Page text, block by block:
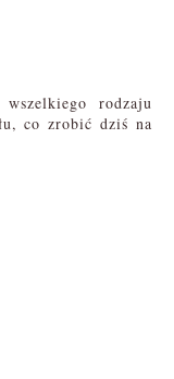
rodzaju
co zrobić dziś na